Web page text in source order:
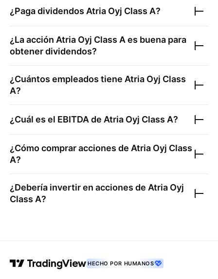
¿Paga dividendos Atria Oyj Class A?
¿La acción Atria Oyj Class A es buena para
obtener dividendos?
¿Cuántos empleados tiene Atria Oyj Class
A?
¿Cuál es el EBITDA de Atria Oyj Class A?
¿Cómo comprar acciones de Atria Oyj Class
A?
¿Debería invertir en acciones de Atria Oyj
Class A?
HECHO POR HUMANOS